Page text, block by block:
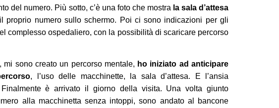
del numero. Più sotto, c’è una foto che mostra la sala d’attesa
proprio numero sullo schermo. Poi ci sono indicazioni per gli
complesso ospedaliero, con la possibilità di scaricare percorso
sono creato un percorso mentale, ho iniziato ad anticipare
, l’uso delle macchinette, la sala d’attesa. E l’ansia
è arrivato il giorno della visita. Una volta giunto
alla macchinetta senza intoppi, sono andato al bancone